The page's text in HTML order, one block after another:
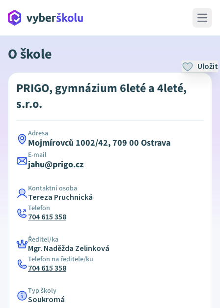
Open
O škole
Uložit
PRIGO, gymnázium 6leté a 4leté,
s.r.o.
Adresa
Mojmírovců 1002/42, 709 00 Ostrava
E-mail
jahu@prigo.cz
Kontaktní osoba
Tereza Pruchnická
Telefon
704 615 358
Ředitel/ka
Mgr. Naděžda Zelinková
Telefon na ředitele/ku
704 615 358
Typ školy
Soukromá